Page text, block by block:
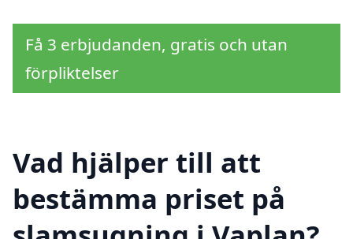
Få 3 erbjudanden, gratis och utan
förpliktelser
Vad hjälper till att
bestämma priset på